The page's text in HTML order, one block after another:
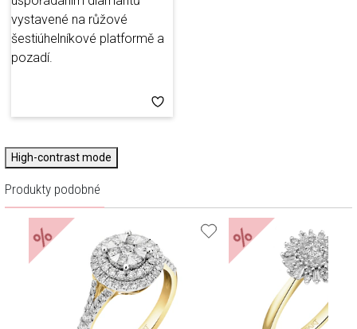
High-contrast mode
Produkty podobné
% %